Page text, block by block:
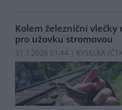
Kolem železniční
pro užovku stromovou
31.7.2026 01:44 | KYSELKA (